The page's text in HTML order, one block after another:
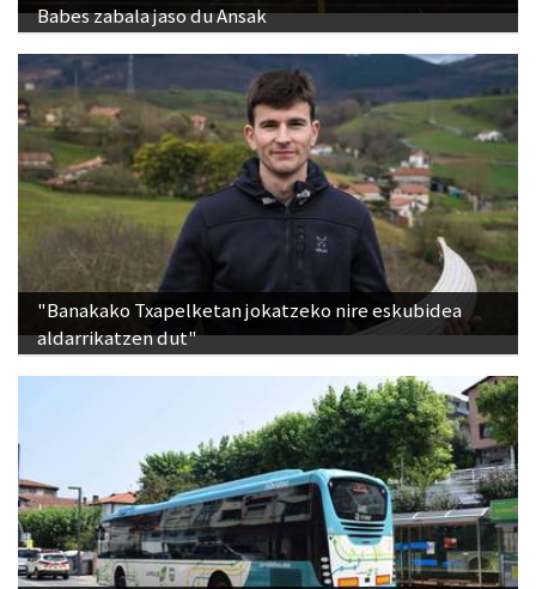
Babes zabala jaso du Ansak
"Banakako Txapelketan jokatzeko nire eskubidea
aldarrikatzen dut"